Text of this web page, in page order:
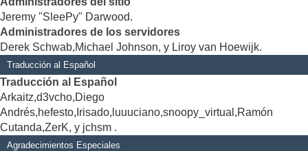
Jeremy "SleePy" Darwood.
Administradores de los servidores
Derek Schwab,Michael Johnson, y Liroy van Hoewijk.
Traducción al Español
Traducción al Español
Arkaitz,d3vcho,Diego
Andrés,hefesto,Irisado,luuuciano,snoopy_virtual,Ramón
Cutanda,ZerK, y jchsm .
Agradecimientos Especiales